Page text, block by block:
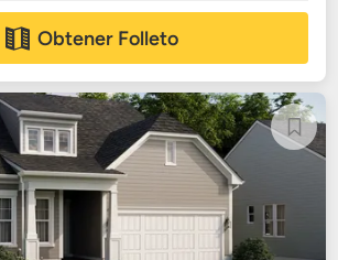
Obtener Folleto